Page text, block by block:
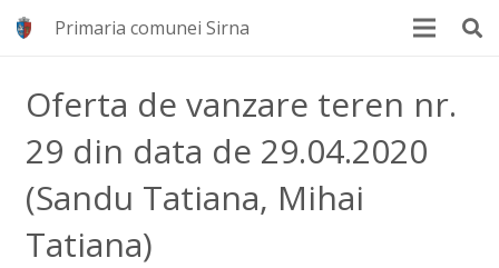
Primaria comunei Sirna
Oferta de vanzare teren nr.
29 din data de 29.04.2020
(Sandu Tatiana, Mihai
Tatiana)